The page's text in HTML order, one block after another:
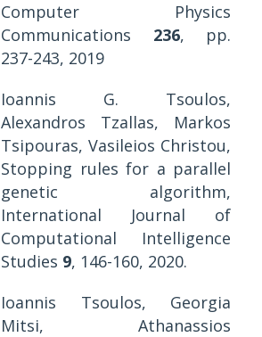
Computer Physics
Communications 236, pp.
237-243, 2019
Ioannis G. Tsoulos,
Alexandros Tzallas, Markos
Tsipouras, Vasileios Christou,
Stopping rules for a parallel
genetic algorithm,
International Journal of
Computational Intelligence
Studies 9, 146-160, 2020.
Ioannis Tsoulos, Georgia
Mitsi, Athanassios